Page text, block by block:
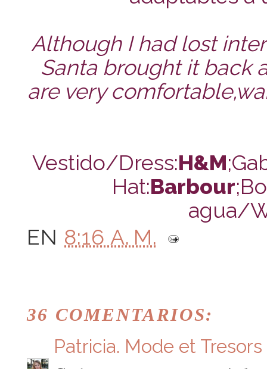
Although I had lost
Santa brought it back
are very
Vestido/Dress:H&M
Hat:Barbour
agua/
EN 8:16 A. M.
36 COMENTARIOS:
Patricia. Mode et Tresors